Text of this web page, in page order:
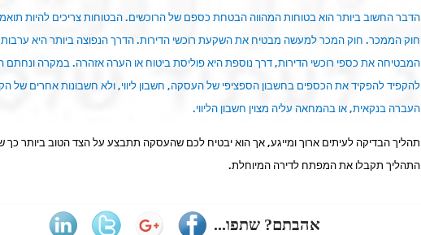
הדבר החשוב ביותר הוא בטוחות המהווה הבטחת כספם של הרוכשים. הבטוחות צריכים להיות
חוק הממכר. חוק המכר למעשה מבטיח את השקעת רוכשי הדירות. הדרך הנפוצה ביותר היא
המבטיחה את כספי רוכשי הדירות, דרך נוספת היא פוליסת ביטוח או הערה אזהרה. במקרה ונחתם
להקפיד להפקיד את הכספים בחשבון הספציפי של העסקה, חשבון ליווי, ולא חשבונות אחרים של
העברה בנקאית, או בהמחאה עליה מצוין חשבון הליווי.
תהליך הבדיקה לעיתים ארוך ומייגע, אך הוא יבטיח לכם שהעסקה תתבצע על הצד הטוב ביותר כך
התהליך תקבלו את המפתח לדירה המיוחלת.
אהבתם? שתפו...